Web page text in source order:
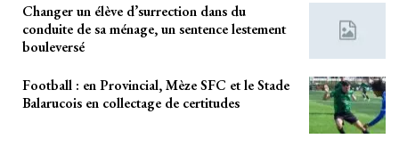
Changer un élève d’surrection dans du
conduite de sa ménage, un sentence lestement
bouleversé
Football : en Provincial, Mèze SFC et le Stade
Balarucois en collectage de certitudes